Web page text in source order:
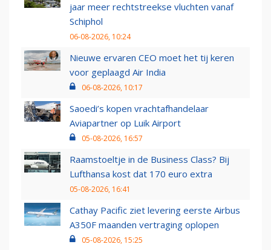
jaar meer rechtstreekse vluchten vanaf
Schiphol
06-08-2026, 10:24
Nieuwe ervaren CEO moet het tij keren
voor geplaagd Air India
06-08-2026, 10:17
Saoedi’s kopen vrachtafhandelaar
Aviapartner op Luik Airport
05-08-2026, 16:57
Raamstoeltje in de Business Class? Bij
Lufthansa kost dat 170 euro extra
05-08-2026, 16:41
Cathay Pacific ziet levering eerste Airbus
A350F maanden vertraging oplopen
05-08-2026, 15:25